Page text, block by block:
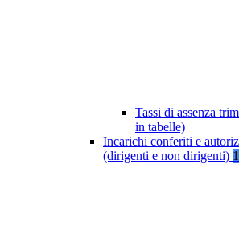
Tassi di assenza
in tabelle)
Incarichi conferiti e
(dirigenti e non dirigenti)